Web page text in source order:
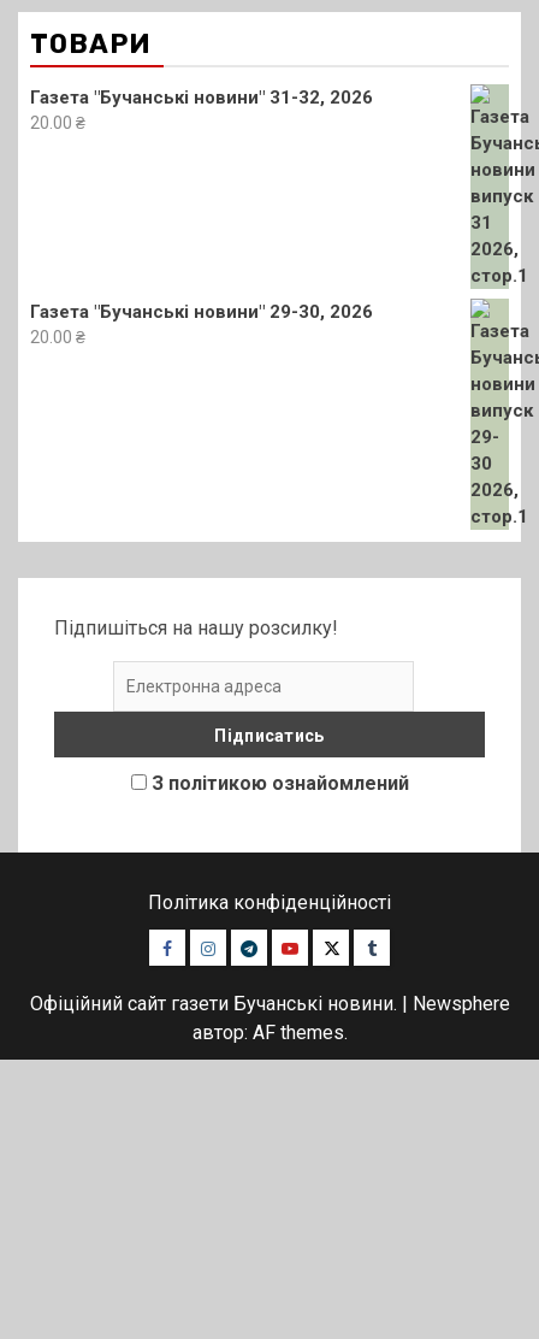
ТОВАРИ
Газета "Бучанські новини" 31-32, 2026
20.00 ₴
Газета "Бучанські новини" 29-30, 2026
20.00 ₴
Підпишіться на нашу розсилку!
З політикою ознайомлений
Політика конфіденційності
Facebook
Instagram
TelegramYoutubeTwitterTumblr
Офіційний сайт газети Бучанські новини.
Newsphere
автор: AF themes.